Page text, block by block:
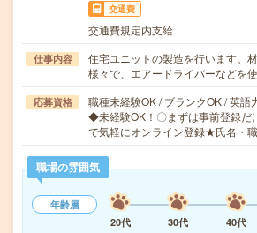
交通費
交通費規定内支給
仕事内容
住宅ユニットの製造を行います。
様々で、エアードライバーなどを
応募資格
職種未経験OK / ブランクOK / 英語
◆未経験OK！〇まずは事前登録だ
で気軽にオンライン登録★氏名・
職場の雰囲気
年齢層
20代
30代 40代